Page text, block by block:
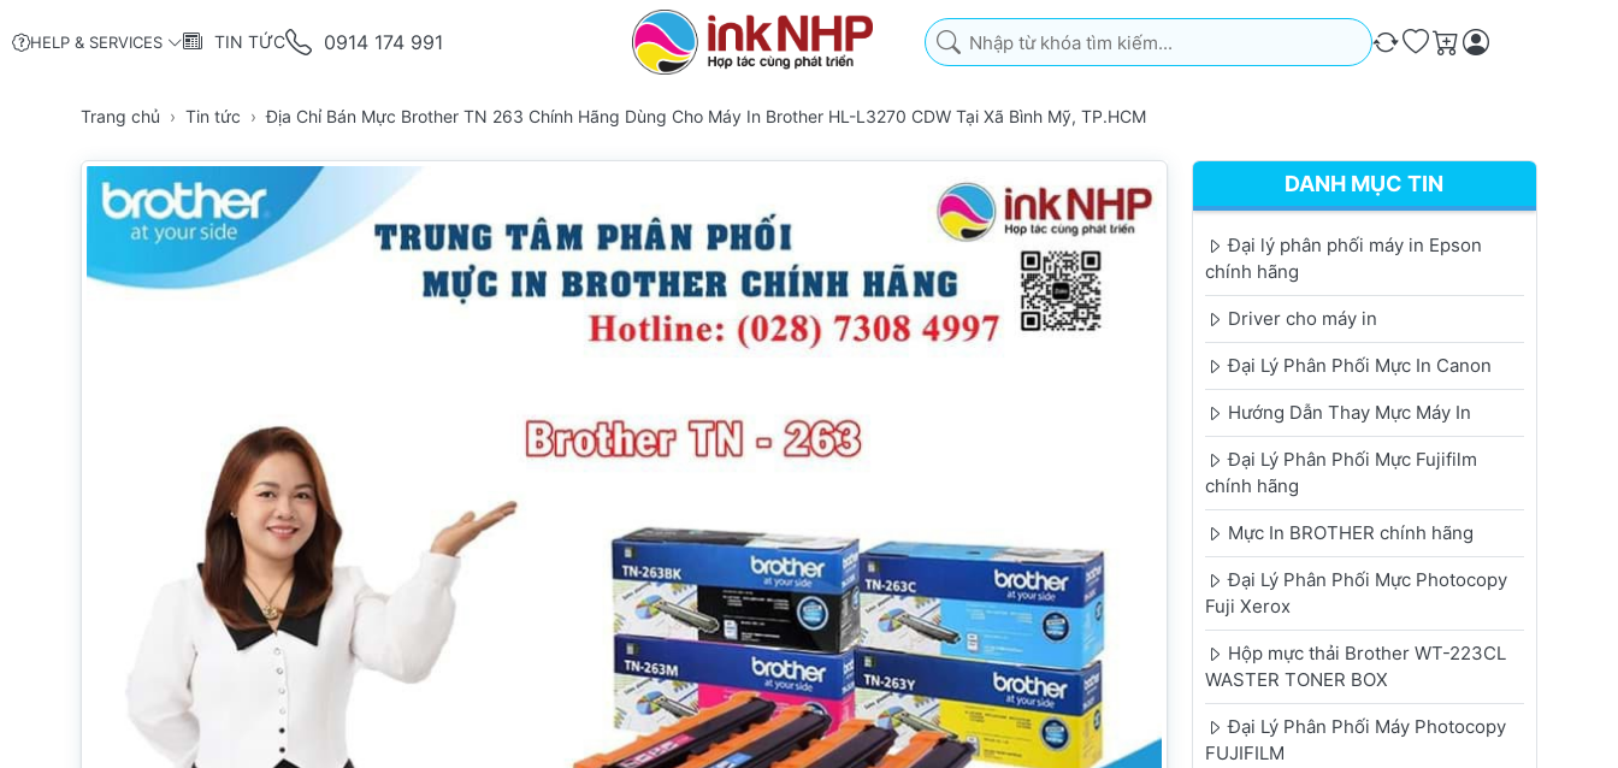
HELP & SERVICES TIN TỨC 0914 174 991
Nhập từ khóa tìm kiếm. Kết quả sẽ tự động xuất hiện khi bạn nhập. Nhấn phím
So sánh
Ưa thích
Giỏ hàng
Trang chủ Tin tức Địa Chỉ Bán Mực Brother TN 263 Chính Hãng Dùng Cho Máy In Brother HL-L3270 CDW Tại Xã Bình Mỹ, TP.HCM
DANH MỤC TIN
Đại lý phân phối máy in Epson
chính hãng
Driver cho máy in
Đại Lý Phân Phối Mực In Canon
Hướng Dẫn Thay Mực Máy In
Đại Lý Phân Phối Mực Fujifilm
chính hãng
Mực In BROTHER chính hãng
Đại Lý Phân Phối Mực Photocopy
Fuji Xerox
Hộp mực thải Brother WT-223CL
WASTER TONER BOX
Đại Lý Phân Phối Máy Photocopy
FUJIFILM